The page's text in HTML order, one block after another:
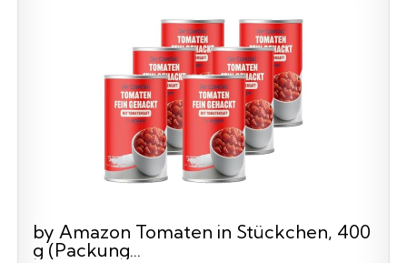
by Amazon Tomaten in Stückchen, 400
g (Packung...